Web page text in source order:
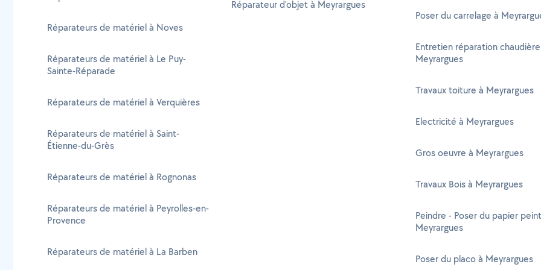
Réparateurs de matériel à Noves
Réparateurs de matériel à Le Puy-
Sainte-Réparade
Réparateurs de matériel à Verquières
Réparateurs de matériel à Saint-
Étienne-du-Grès
Réparateurs de matériel à Rognonas
Réparateurs de matériel à Peyrolles-en-
Provence
Réparateurs de matériel à La Barben
Réparateur d'objet à Meyrargues
Poser du carrelage à
Entretien réparation
Meyrargues
Travaux toiture à Meyrargues
Electricité à Meyrargues
Gros oeuvre à Meyrargues
Travaux Bois à Meyrargues
Peindre - Poser du papier
Meyrargues
Poser du placo à Meyrargues